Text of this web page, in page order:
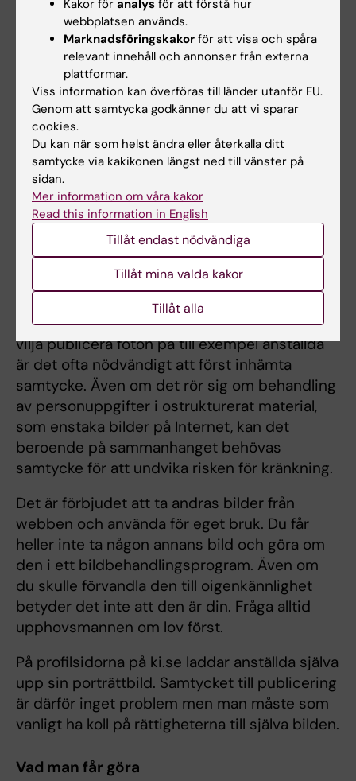
Alla bilder som ska publiceras på webben ska
vara sparade i bildformaten JPG eller PNG
(vanligast vid fotografier) och GIF (vanligast
för illustrationer och grafik).
En bild på webben behöver sällan vara särskilt
stor.
Läs mer om KI:s
riktlinjer för bildmaterial
Rättigheter och skyldigheter
Du måste alltid ha tillstånd från personer som
är med på bilden vid publicering på Internet.
Foton där personer kan identifieras betraktas
normalt som personuppgifter även om inga
namn nämns. Om man på en webbplats skulle
vilja publicera foton på till exempel anställda
är det ofta nödvändigt att först inhämta
samtycke. Även om det rör sig om behandling
av personuppgifter i ostrukturerat material,
som enstaka bilder på Internet, kan det
beroende på sammanhanget behövas
samtycke för att undvika risken för kränkning.
Det är förbjudet att ta andras bilder från
webben och använda för eget bruk. Du får
heller inte ta någon annans bild och göra om
den i ett bildbehandlingsprogram. Även om
du skulle förvandla den till oigenkännlighet
betyder det inte att den är din. Fråga alltid
upphovsmannen om lov först.
På profilsidorna på ki.se laddar anställda själva
upp sin porträttbild. Samtycket till publicering
är därför inget problem men man måste som
vanligt ha koll på rättigheterna till själva bilden.
Vad man får göra
Kakor för analys för att förstå hur
webbplatsen används.
Marknadsföringskakor för att visa och spåra
relevant innehåll och annonser från externa
plattformar.
Viss information kan överföras till länder utanför EU.
Genom att samtycka godkänner du att vi sparar
cookies.
Du kan när som helst ändra eller återkalla ditt
samtycke via kakikonen längst ned till vänster på
sidan.
Mer information om våra kakor
Read this information in English
Tillåt endast nödvändiga
Tillåt mina valda kakor
Tillåt alla